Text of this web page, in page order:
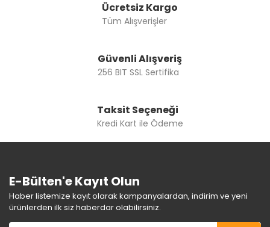
Ücretsiz Kargo
Tüm Alışverişler
Güvenli Alışveriş
256 BIT SSL Sertifika
Taksit Seçeneği
Kredi Kart ile Ödeme
E-Bülten'e Kayıt Olun
Haber listemize kayıt olarak kampanyalardan, indirim ve yeni
ürünlerden ilk siz haberdar olabilirsiniz.